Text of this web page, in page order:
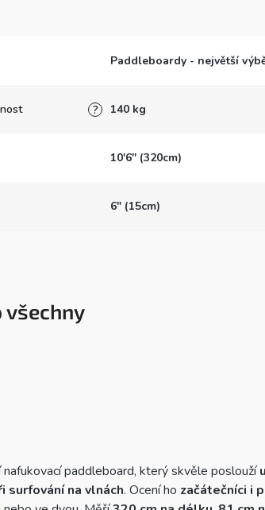
všechny
nafukovací paddleboard, který skvěle poslouží
surfování na vlnách. Ocení ho začátečníci i
Paddleboardy - největší
? 140 kg
10'6'' (320cm)
6" (15cm)